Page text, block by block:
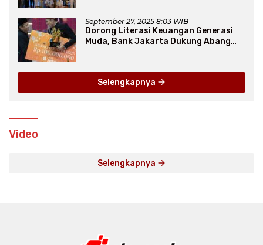
September 27, 2025 8:03 WIB
Dorong Literasi Keuangan Generasi
Muda, Bank Jakarta Dukung Abang
Selengkapnya
Video
Selengkapnya